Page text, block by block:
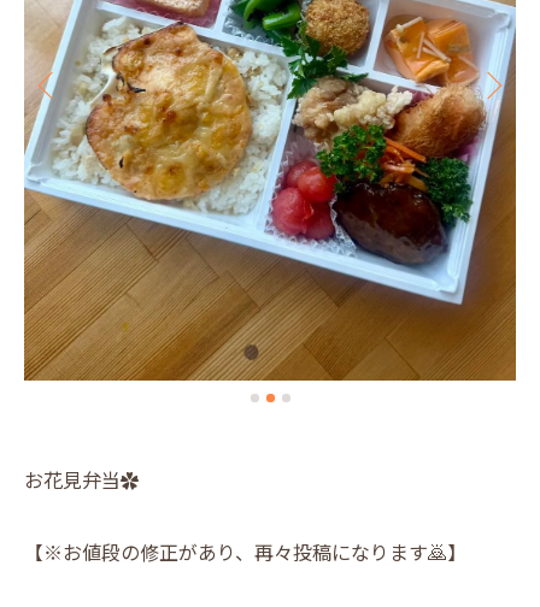
お花見弁当✿
【※お値段の修正があり、再々投稿になります🙇】